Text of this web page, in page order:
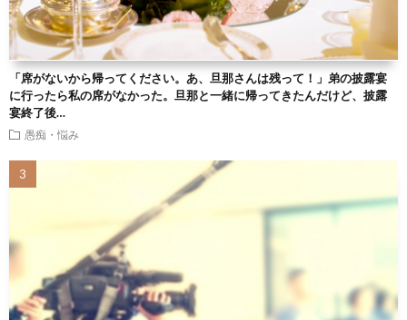
「席がないから帰ってください。あ、旦那さんは残って！」弟の披露宴
に行ったら私の席がなかった。旦那と一緒に帰ってきたんだけど、披露
宴終了後…
愚痴・悩み